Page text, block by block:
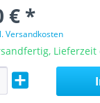
€ *
Versandkosten
Lieferzeit